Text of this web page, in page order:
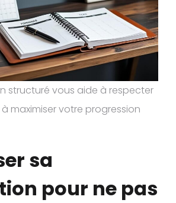
structuré vous aide à respecter
maximiser votre progression
sa
pour ne pas